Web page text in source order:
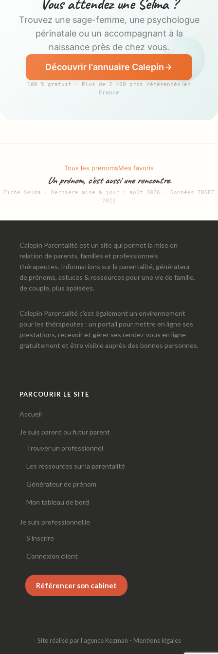
double appartenance fait toute sa singularité.
Trouvez une sage-femme, une psychologue
périnatale ou un accompagnant à la
naissance près de chez vous.
Découvrir l'annuaire Calepin
100 % gratuit · Plus de 2 400 pros référencés en
France
Tous les prénomsMes favoris
Un prénom, c'est aussi une rencontre.
Fiche Selma · Dernière mise à jour : août 2026 · Données INSEE
2022
Calepin Parentalité est un site qui permet la mise en
relation de parents, familles et professionnels
thérapeutes. Informations sur la parentalité, générateur
de prénoms, astuces & ressources pour une vie de famille,
de couple, plus apaisées.
Calepin Parentalité c'est également un environnement
pour les thérapeutes : un portail pour mettre en ligne ses
prestations, recevoir et gérer ses rendez-vous en ligne
gratuitement et être visible auprès des bonnes personnes.
PARCOURIR LE SITE
Accueil
Je suis parent ou futur parent
Trouver un professionnel
Les ressources sur la parentalité
Générateur de prénom
Mon tableau de bord
Je suis professionnel.le
S’inscrire
Connexion client
Référencer son cabinet
Site réalisé par l'agence Kozman - Mentions légales